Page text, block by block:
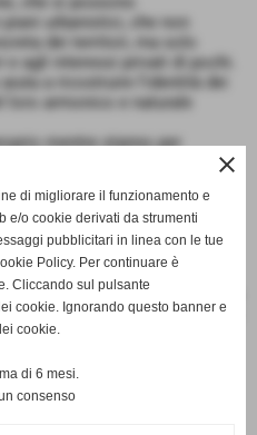
urbanistici, che non
dei territori, ma solo
agli interessi privati di pochi.
a ricostruire l'identità dei
loro armonico e naturale
mentre stanno per
pattesi, di presentare,
e frazioni, che oggi si
Cominciamo dal rione
la storia nell'allegato in
close
di migliorare il funzionamento e
e/o cookie derivati da strumenti
pubblicitari in linea con le tue
Policy. Per continuare è
Cliccando sul pulsante
cookie. Ignorando questo banner e
cookie.
di 6 mesi.
consenso